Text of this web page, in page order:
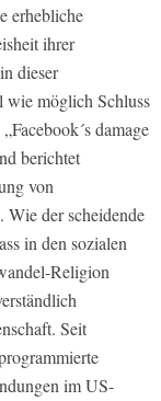
erhebliche
ihrer
dieser
wie möglich Schluss
damage
berichtet
von
Wie der scheidende
in den sozialen
Religion
Seit
im US-